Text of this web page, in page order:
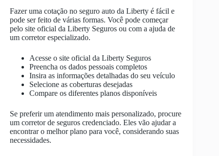
Fazer uma cotação no seguro auto da Liberty é fácil e
pode ser feito de várias formas. Você pode começar
pelo site oficial da Liberty Seguros ou com a ajuda de
um corretor especializado.
Acesse o site oficial da Liberty Seguros
Preencha os dados pessoais completos
Insira as informações detalhadas do seu veículo
Selecione as coberturas desejadas
Compare os diferentes planos disponíveis
Se preferir um atendimento mais personalizado, procure
um corretor de seguros credenciado. Eles vão ajudar a
encontrar o melhor plano para você, considerando suas
necessidades.